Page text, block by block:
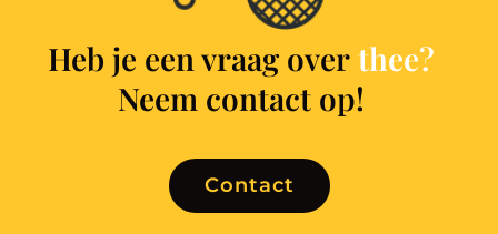
Heb je een vraag over
Neem contact op!
Contact